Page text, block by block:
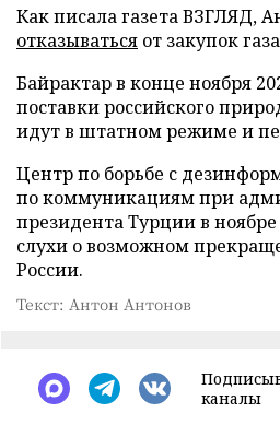
Как писала газета ВЗГЛЯД,
отказываться от закупок
Байрактар в конце ноября
поставки российского
идут в штатном режиме и
Центр по борьбе с
по коммуникациям при
президента Турции в ноябре
слухи о возможном
России.
Текст: Антон Антонов
каналы